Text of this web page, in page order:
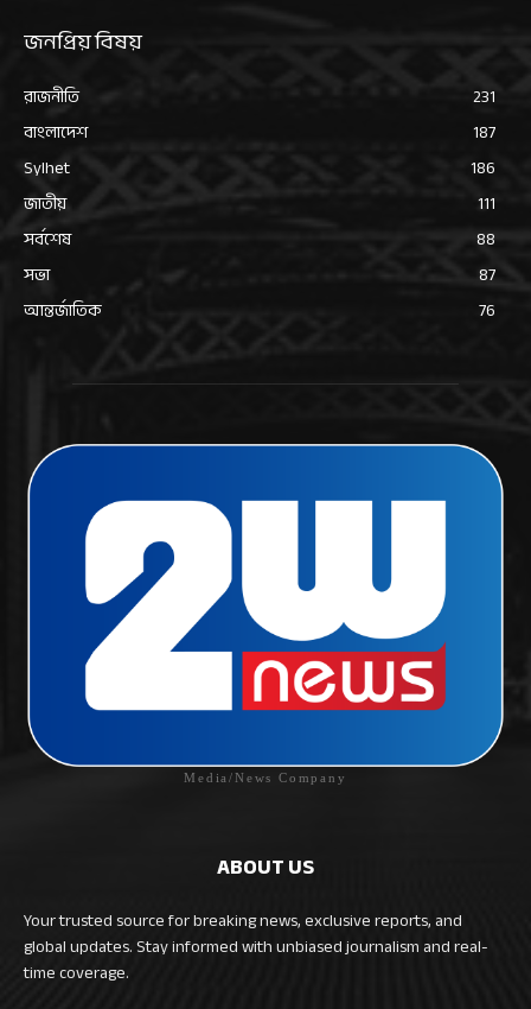
জনপ্রিয় বিষয়
রাজনীতি
231
বাংলাদেশ
187
Sylhet
186
জাতীয়
111
সর্বশেষ
88
সভা
87
আন্তর্জাতিক
76
Media/News Company
ABOUT US
Your trusted source for breaking news, exclusive reports, and
global updates. Stay informed with unbiased journalism and real-
time coverage.